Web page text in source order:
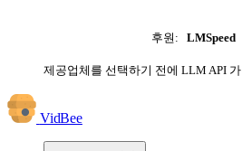
후원: LMSpeed
제공업체를 선택하기 전에 LLM API
VidBee